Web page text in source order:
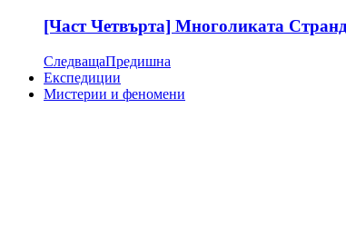
[Част Четвърта] Многоликата
СледващаПредишна
Експедиции
Мистерии и феномени